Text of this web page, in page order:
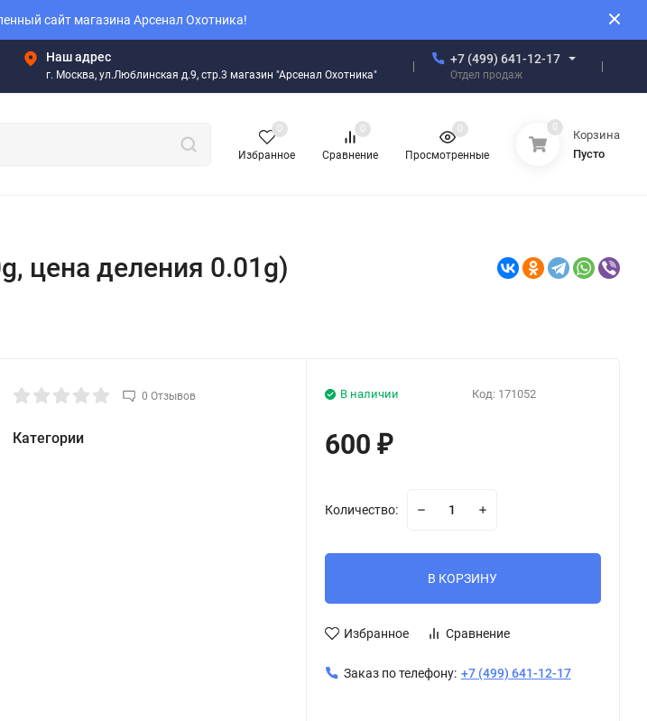
сайт магазина Арсенал Охотника!
Наш адрес
г. Москва, ул.Люблинская д.9, стр.3 магазин "Арсенал Охотника"
+7 (499) 641-12-17
Отдел продаж
Избранное
0
Сравнение
0
Просмотренные
0 0
Корзина
Пусто
цена деления 0.01g)
0 Отзывов
Категории
Код: 171052
В наличии
600 ₽
Количество:
В КОРЗИНУ
Избранное Сравнение
Заказ по телефону: +7 (499) 641-12-17